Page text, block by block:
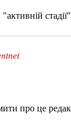
про це